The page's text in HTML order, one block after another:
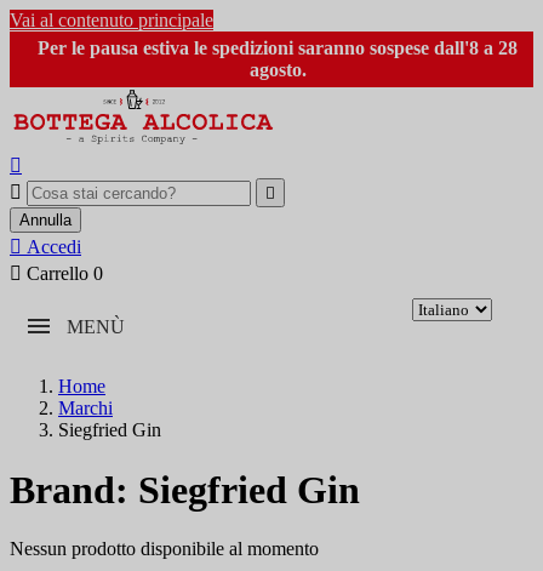
Vai al contenuto principale
Per le pausa estiva le spedizioni saranno sospese dall'8 a 28
agosto.



Annulla
 Accedi
 Carrello 0
MENÙ
Home
Marchi
Siegfried Gin
Brand: Siegfried Gin
Nessun prodotto disponibile al momento